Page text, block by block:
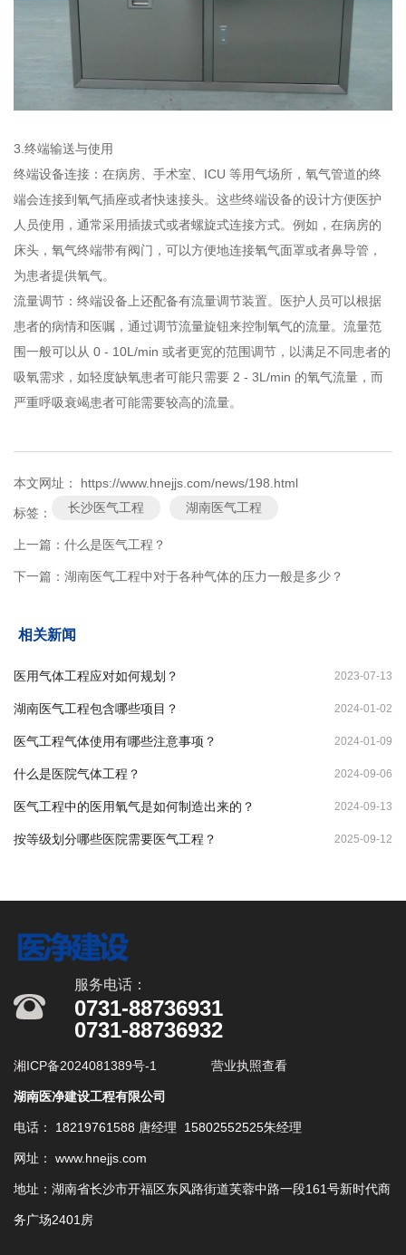
3.终端输送与使用
终端设备连接：在病房、手术室、ICU 等用气场所，氧气管道的终
端会连接到氧气插座或者快速接头。这些终端设备的设计方便医护
人员使用，通常采用插拔式或者螺旋式连接方式。例如，在病房的
床头，氧气终端带有阀门，可以方便地连接氧气面罩或者鼻导管，
为患者提供氧气。
流量调节：终端设备上还配备有流量调节装置。医护人员可以根据
患者的病情和医嘱，通过调节流量旋钮来控制氧气的流量。流量范
围一般可以从 0 - 10L/min 或者更宽的范围调节，以满足不同患者的
吸氧需求，如轻度缺氧患者可能只需要 2 - 3L/min 的氧气流量，而
严重呼吸衰竭患者可能需要较高的流量。
本文网址： https://www.hnejjs.com/news/198.html
标签： 长沙医气工程 湖南医气工程
上一篇： 什么是医气工程？
下一篇： 湖南医气工程中对于各种气体的压力一般是多少？
相关新闻
2023-07-13
医用气体工程应对如何规划？
2024-01-02
湖南医气工程包含哪些项目？
2024-01-09
医气工程气体使用有哪些注意事项？
2024-09-06
什么是医院气体工程？
2024-09-13
医气工程中的医用氧气是如何制造出来的？
2025-09-12
按等级划分哪些医院需要医气工程？
服务电话：
0731-88736931
0731-88736932
湘ICP备2024081389号-1 营业执照查看
湖南医净建设工程有限公司
电话： 18219761588 唐经理 15802552525朱经理
网址： www.hnejjs.com
地址：湖南省长沙市开福区东风路街道芙蓉中路一段161号新时代商
务广场2401房